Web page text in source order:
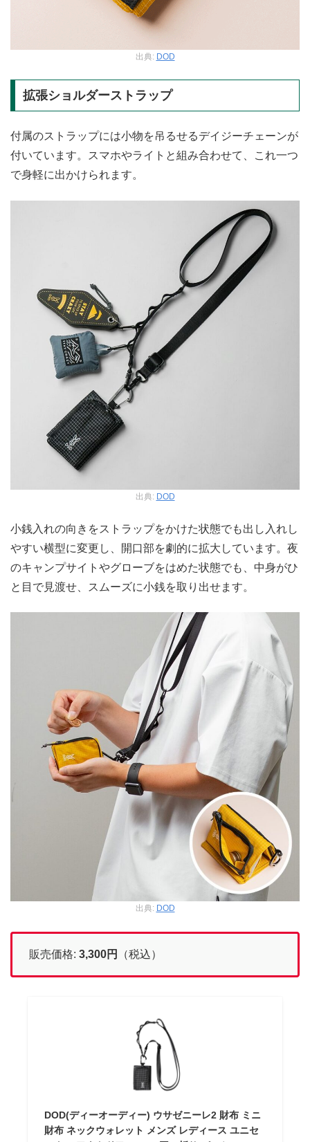
出典: DOD
拡張ショルダーストラップ
付属のストラップには小物を吊るせるデイジーチェーンが
付いています。スマホやライトと組み合わせて、これ一つ
で身軽に出かけられます。
出典: DOD
小銭入れの向きをストラップをかけた状態でも出し入れし
やすい横型に変更し、開口部を劇的に拡大しています。夜
のキャンプサイトやグローブをはめた状態でも、中身がひ
と目で見渡せ、スムーズに小銭を取り出せます。
出典: DOD
販売価格: 3,300円 （税込）
DOD(ディーオーディー) ウサゼニーレ2 財布 ミニ
財布 ネックウォレット メンズ レディース ユニセ